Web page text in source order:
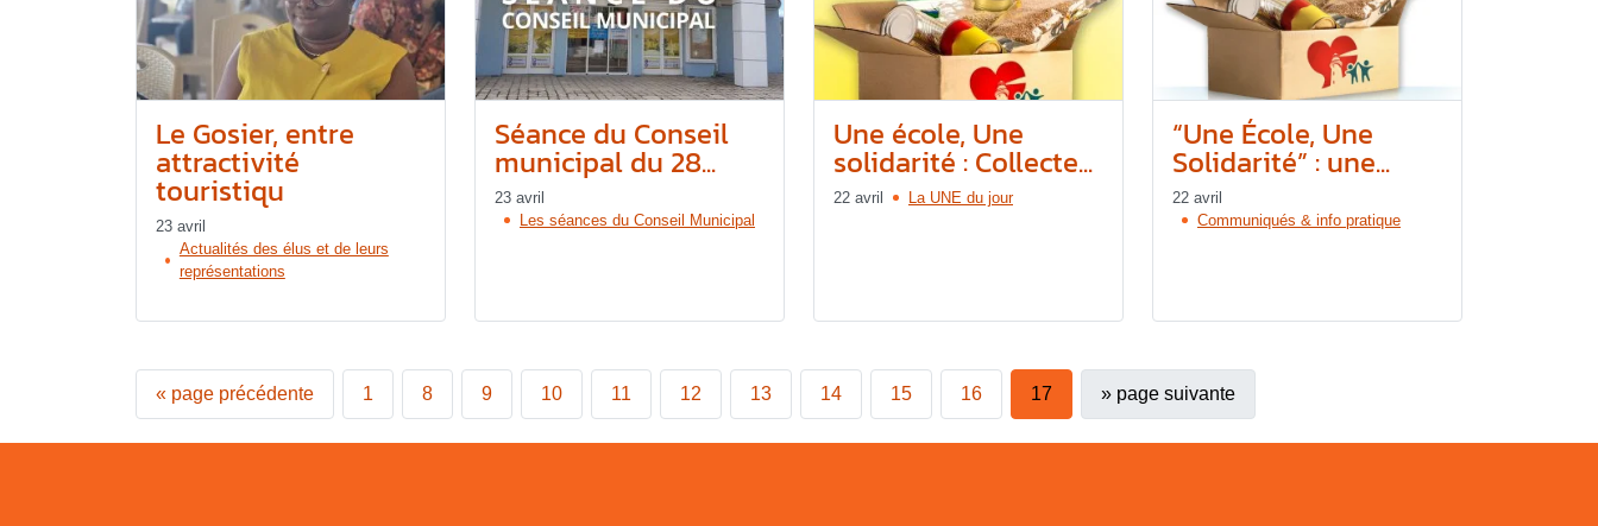
Le Gosier, entre
attractivité
touristiqu
23 avril
Actualités des élus et de leurs
représentations
Séance du Conseil
municipal du 28...
23 avril
Les séances du Conseil Municipal
Une école, Une
solidarité : Collecte...
22 avril La UNE du jour
“Une École, Une
Solidarité” : une...
22 avril
Communiqués & info pratique
« page précédente 1 8 9 10 11 12 13 14 15 16 17 » page suivante